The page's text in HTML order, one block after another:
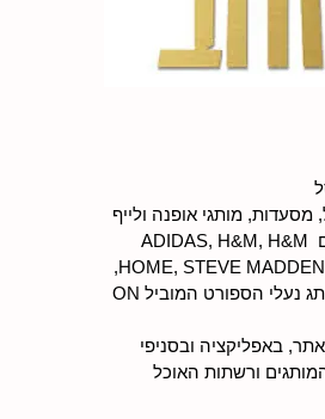
סטייל, רשת BE מותגים מובילים ADIDAS, H&M, H&M